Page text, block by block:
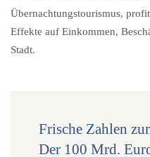
Übernachtungstourismus,
Effekte auf Einkommen,
Stadt.
Frische Zahlen
Der 100 Mrd.